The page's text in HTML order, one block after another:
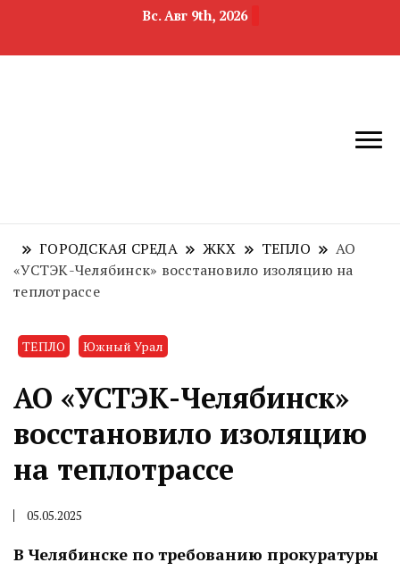
Вс. Авг 9th, 2026
область
недвижимости
ГОРОДСКАЯ СРЕДА ЖКХ ТЕПЛО
АО
«УСТЭК-Челябинск» восстановило изоляцию на
теплотрассе
ТЕПЛО Южный Урал
АО «УСТЭК-Челябинск»
восстановило изоляцию
на теплотрассе
05.05.2025
В Челябинске по требованию прокуратуры